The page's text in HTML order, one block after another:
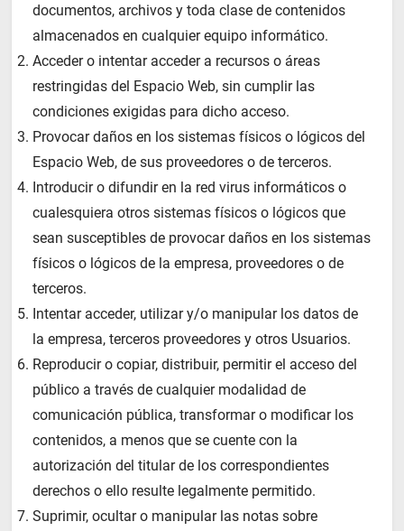
documentos, archivos y toda clase de contenidos
almacenados en cualquier equipo informático.
Acceder o intentar acceder a recursos o áreas
restringidas del Espacio Web, sin cumplir las
condiciones exigidas para dicho acceso.
Provocar daños en los sistemas físicos o lógicos del
Espacio Web, de sus proveedores o de terceros.
Introducir o difundir en la red virus informáticos o
cualesquiera otros sistemas físicos o lógicos que
sean susceptibles de provocar daños en los sistemas
físicos o lógicos de la empresa, proveedores o de
terceros.
Intentar acceder, utilizar y/o manipular los datos de
la empresa, terceros proveedores y otros Usuarios.
Reproducir o copiar, distribuir, permitir el acceso del
público a través de cualquier modalidad de
comunicación pública, transformar o modificar los
contenidos, a menos que se cuente con la
autorización del titular de los correspondientes
derechos o ello resulte legalmente permitido.
Suprimir, ocultar o manipular las notas sobre